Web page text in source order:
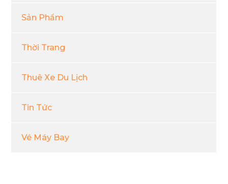
Sản Phẩm
Thời Trang
Thuê Xe Du Lịch
Tin Tức
Vé Máy Bay